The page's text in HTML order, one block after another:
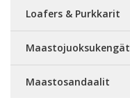
Loafers & Purkkarit
Maastojuoksukengät
Maastosandaalit